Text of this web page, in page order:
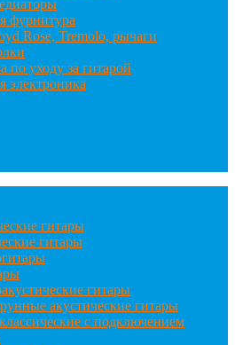
фурнитура
Rose, Tremolo, рычаги
по уходу за гитарой
электроника
гитары
гитары
гитары
акустические гитары
с подключением